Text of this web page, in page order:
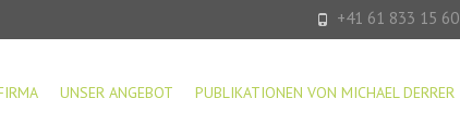
+41 61 833 15 60
UNSER ANGEBOT PUBLIKATIONEN VON MICHAEL DERRER